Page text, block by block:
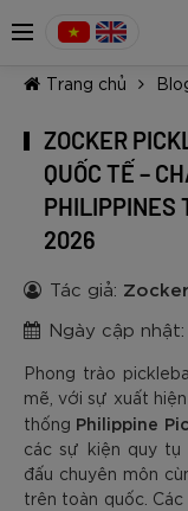
Trang chủ
ZOCKER
QUỐC TẾ –
PHILIPPINES
2026
Tác giả:
Ngày cập
Phong trào
mẽ, với sự xuất
thống Philippine
các sự kiện quy tụ
đấu chuyên môn
trên toàn quốc.